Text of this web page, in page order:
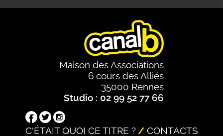
Maison des Associations
6 cours des Alliés
35000 Rennes
Studio : 02 99 52 77 66
C'ÉTAIT QUOI CE TITRE ?
CONTACTS